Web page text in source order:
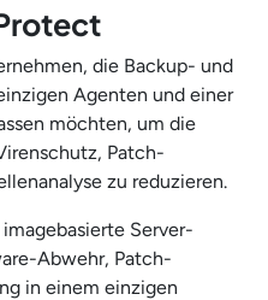
die Backup- und
Agenten und einer
möchten, um die
Patch-
zu reduzieren.
Server-
Abwehr, Patch-
in einem einzigen